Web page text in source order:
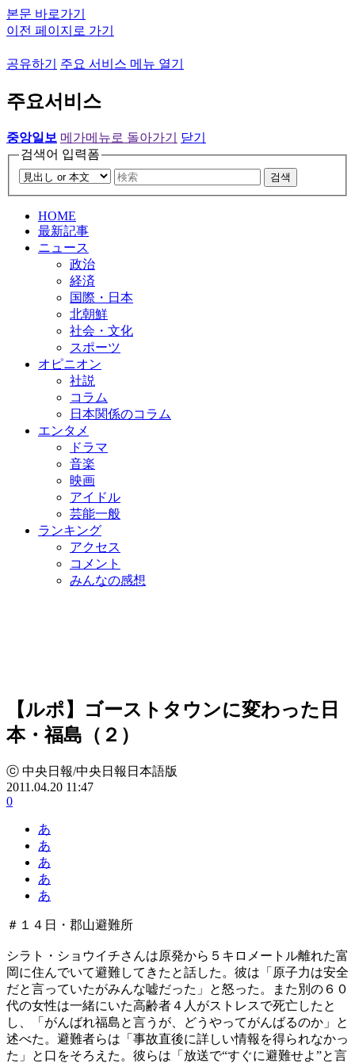
본문 바로가기
이전 페이지로 가기
공유하기 주요 서비스 메뉴 열기
주요서비스
중앙일보 메가메뉴로 돌아가기
닫기
검색어 입력폼
검색
HOME
最新記事
ニュース
政治
経済
国際・日本
北朝鮮
社会・文化
スポーツ
オピニオン
社説
コラム
日本関係のコラム
エンタメ
ドラマ
音楽
映画
アイドル
芸能一般
ランキング
アクセス
コメント
みんなの感想
【ルポ】ゴーストタウンに変わった日
本・福島（２）
ⓒ 中央日報/中央日報日本語版
2011.04.20 11:47
0
あ
あ
あ
あ
あ
＃１４日・郡山避難所
シラト・ショウイチさんは原発から５キロメートル離れた富
岡に住んでいて避難してきたと話した。彼は「原子力は安全
だと言っていたがみんな嘘だった」と怒った。また別の６０
代の女性は一緒にいた高齢者４人がストレスで死亡したと
し、「がんばれ福島と言うが、どうやってがんばるのか」と
述べた。避難者らは「事故直後に詳しい情報を得られなかっ
た」と口をそろえた。彼らは「放送で“すぐに避難せよ”と言